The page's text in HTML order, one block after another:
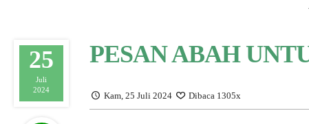
25
Juli
2024
PESAN ABAH
Kam, 25 Juli 2024 Dibaca 1305x